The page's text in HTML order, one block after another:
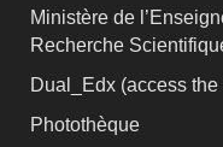
Ministère de
Recherche
Dual_Edx (access
Photothèque